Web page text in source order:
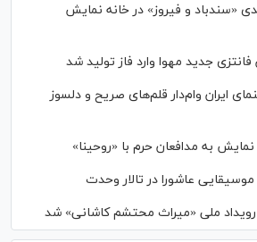
«سندباد و فیروز» در خانه نمایش
جدید مهوا وارد فاز تولید شد
ایران وام‌دار قلم‌های صریح و دلسوز
نمایش به مدافعان حرم با «روحینا»
عاشورا در تالار وحدت
رویداد ملی «میراث محتشم کاشانی» شد